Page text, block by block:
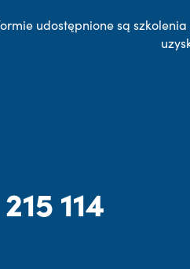
udostępnione są
215 114